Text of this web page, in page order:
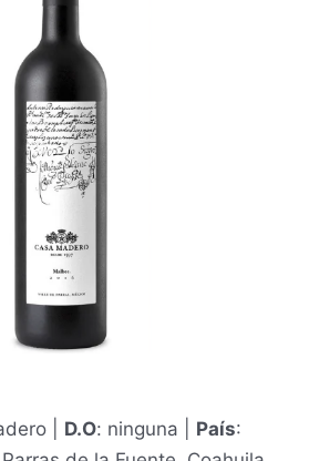
| D.O: ninguna | País: